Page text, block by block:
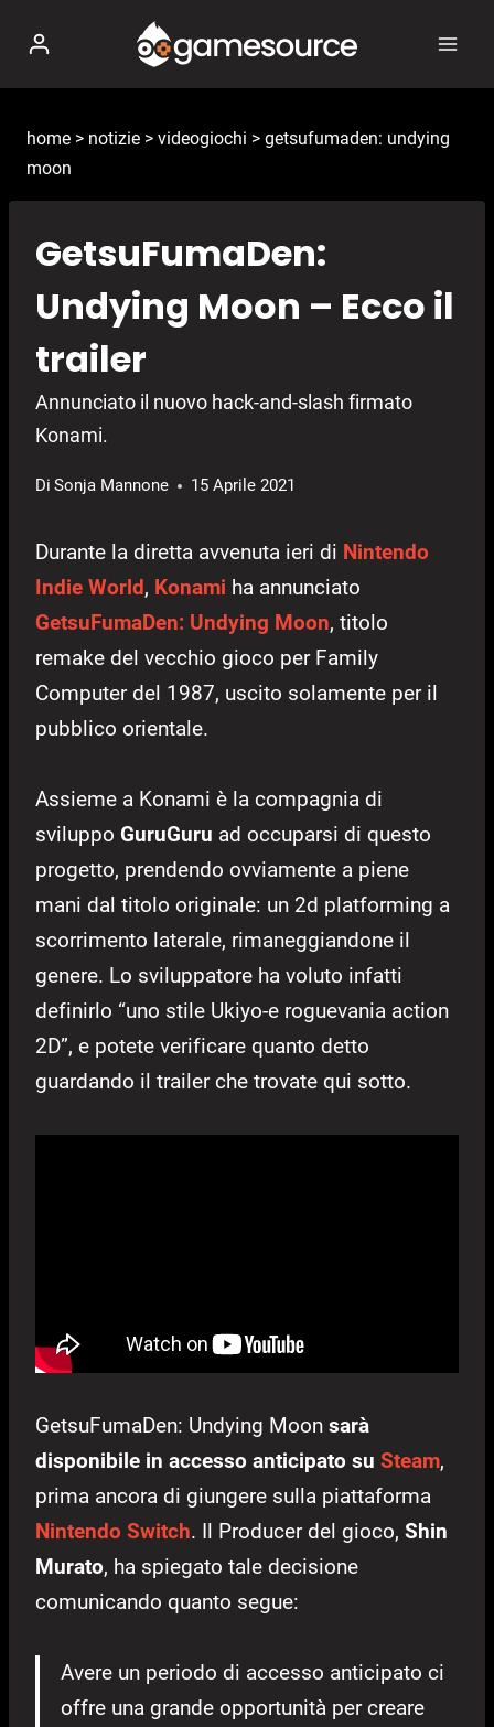
contenuto
home > notizie > videogiochi > getsufumaden: undying
moon
GetsuFumaDen:
Undying Moon – Ecco il
trailer
Annunciato il nuovo hack-and-slash firmato
Konami.
Di Sonja Mannone 15 Aprile 2021
Durante la diretta avvenuta ieri di Nintendo
Indie World, Konami ha annunciato
GetsuFumaDen: Undying Moon, titolo
remake del vecchio gioco per Family
Computer del 1987, uscito solamente per il
pubblico orientale.
Assieme a Konami è la compagnia di
sviluppo GuruGuru ad occuparsi di questo
progetto, prendendo ovviamente a piene
mani dal titolo originale: un 2d platforming a
scorrimento laterale, rimaneggiandone il
genere. Lo sviluppatore ha voluto infatti
definirlo “uno stile Ukiyo-e roguevania action
2D”, e potete verificare quanto detto
guardando il trailer che trovate qui sotto.
GetsuFumaDen: Undying Moon sarà
disponibile in accesso anticipato su Steam,
prima ancora di giungere sulla piattaforma
Nintendo Switch. Il Producer del gioco, Shin
Murato, ha spiegato tale decisione
comunicando quanto segue:
Avere un periodo di accesso anticipato ci
offre una grande opportunità per creare